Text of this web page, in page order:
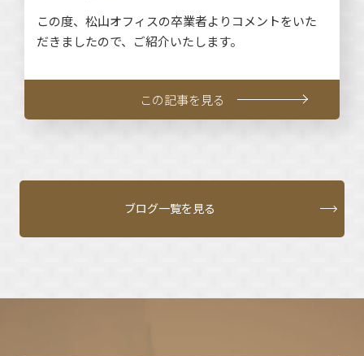
この度、松山オフィスの卒業者よりコメントをいた
だきましたので、ご紹介いたします。
この記事を見る
ブログ一覧を見る